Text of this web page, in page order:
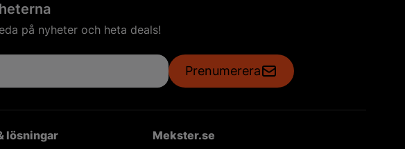
på nyheter och heta deals!
Prenumerera
lösningar Mekster.se